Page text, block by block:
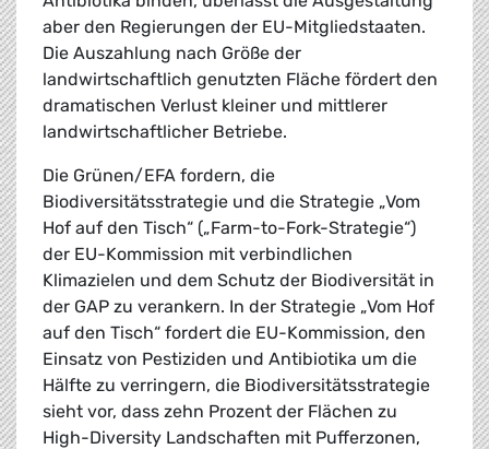
aber den Regierungen der EU-Mitgliedstaaten.
Die Auszahlung nach Größe der
landwirtschaftlich genutzten Fläche fördert den
dramatischen Verlust kleiner und mittlerer
landwirtschaftlicher Betriebe.
Die Grünen/EFA fordern, die
Biodiversitätsstrategie und die Strategie „Vom
Hof auf den Tisch“ („Farm-to-Fork-Strategie“)
der EU-Kommission mit verbindlichen
Klimazielen und dem Schutz der Biodiversität in
der GAP zu verankern. In der Strategie „Vom Hof
auf den Tisch“ fordert die EU-Kommission, den
Einsatz von Pestiziden und Antibiotika um die
Hälfte zu verringern, die Biodiversitätsstrategie
sieht vor, dass zehn Prozent der Flächen zu
High-Diversity Landschaften mit Pufferzonen,